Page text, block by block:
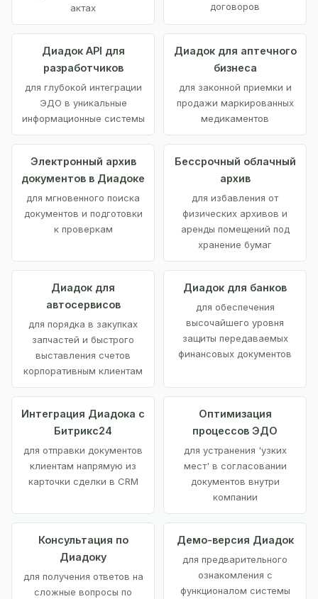
актах
договоров
Диадок API для
разработчиков
для глубокой интеграции
ЭДО в уникальные
информационные системы
Диадок для аптечного
бизнеса
для законной приемки и
продажи маркированных
медикаментов
Электронный архив
документов в Диадоке
для мгновенного поиска
документов и подготовки
к проверкам
Бессрочный облачный
архив
для избавления от
физических архивов и
аренды помещений под
хранение бумаг
Диадок для
автосервисов
для порядка в закупках
запчастей и быстрого
выставления счетов
корпоративным клиентам
Диадок для банков
для обеспечения
высочайшего уровня
защиты передаваемых
финансовых документов
Интеграция Диадока с
Битрикс24
для отправки документов
клиентам напрямую из
карточки сделки в CRM
Оптимизация
процессов ЭДО
для устранения 'узких
мест' в согласовании
документов внутри
компании
Консультация по
Диадоку
для получения ответов на
сложные вопросы по
Демо-версия Диадок
для предварительного
ознакомления с
функционалом системы